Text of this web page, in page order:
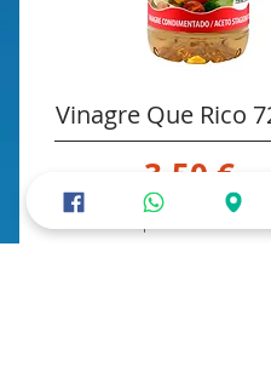
Vinagre Que Rico
Precio
3,50 €
Impuesto incluido